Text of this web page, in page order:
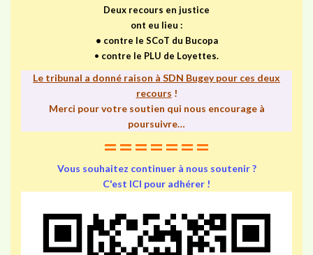
Deux recours en justice
ont eu lieu :
• contre le SCoT du Bucopa
• contre le PLU de Loyettes.
Le tribunal a donné raison à SDN Bugey pour ces deux
recours !
Merci pour votre soutien qui nous encourage à
poursuivre…
=======
Vous souhaitez continuer à nous soutenir ?
C'est ICI pour adhérer !